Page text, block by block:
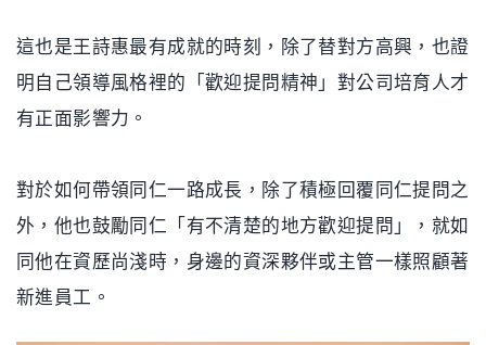
這也是王詩惠最有成就的時刻，除了替對方高興，也證
明自己領導風格裡的「歡迎提問精神」對公司培育人才
有正面影響力。
對於如何帶領同仁一路成長，除了積極回覆同仁提問之
外，他也鼓勵同仁「有不清楚的地方歡迎提問」，就如
同他在資歷尚淺時，身邊的資深夥伴或主管一樣照顧著
新進員工。